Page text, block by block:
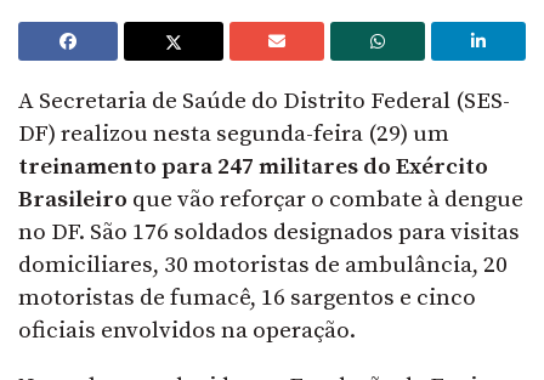
A Secretaria de Saúde do Distrito Federal (SES-
DF) realizou nesta segunda-feira (29) um
treinamento para 247 militares do Exército
Brasileiro que vão reforçar o combate à dengue
no DF. São 176 soldados designados para visitas
domiciliares, 30 motoristas de ambulância, 20
motoristas de fumacê, 16 sargentos e cinco
oficiais envolvidos na operação.